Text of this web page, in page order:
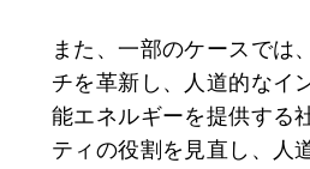
また、一部のケースでは
チを革新し、人道的なイ
能エネルギーを提供する
ティの役割を見直し、人